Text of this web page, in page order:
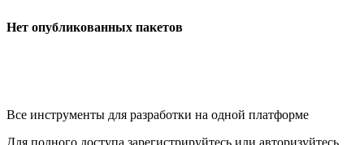
Нет опубликованных пакетов
Все инструменты для разработки на одной платформе
Для полного доступа зарегистрируйтесь или авторизуйтесь